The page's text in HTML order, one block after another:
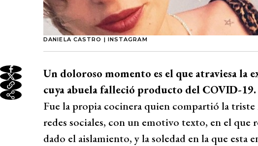
DANIELA CASTRO | INSTAGRAM
Un doloroso momento es el que atraviesa la
cuya abuela falleció producto del COVID-19.
Fue la propia cocinera quien compartió la
redes sociales, con un emotivo texto, en el que
dado el aislamiento, y la soledad en la que esta